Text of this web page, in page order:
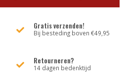
Gratis verzenden!
Bij besteding boven €49,95
Retourneren?
14 dagen bedenktijd